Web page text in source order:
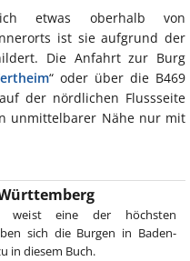
etwas oberhalb von
ist sie aufgrund der
Die Anfahrt zur Burg
“ oder über die B469
der nördlichen Flussseite
unmittelbarer Nähe nur mit
weist eine der höchsten
sich die Burgen in Baden-
in diesem Buch.